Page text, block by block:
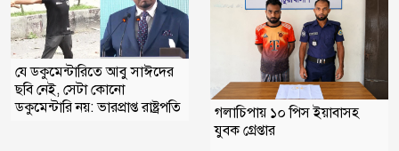
যে ডকুমেন্টারিতে আবু সাঈদের
ছবি নেই, সেটা কোনো
ডকুমেন্টারি নয়: ভারপ্রাপ্ত রাষ্ট্রপতি
গলাচিপায় ১০ পিস ইয়াবাসহ
যুবক গ্রেপ্তার